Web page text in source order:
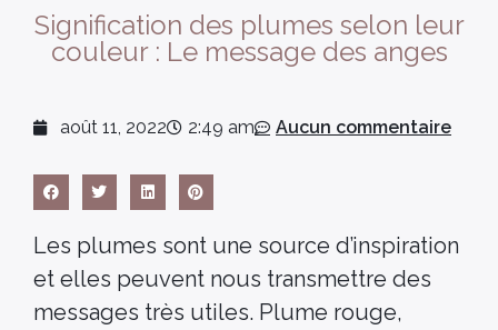
Signification des plumes selon leur
couleur : Le message des anges
août 11, 2022 2:49 am Aucun commentaire
Les plumes sont une source d’inspiration
et elles peuvent nous transmettre des
messages très utiles. Plume rouge,